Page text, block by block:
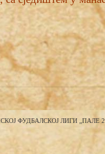
ФУДБАЛСКОЈ ЛИГИ „ПАЛЕ